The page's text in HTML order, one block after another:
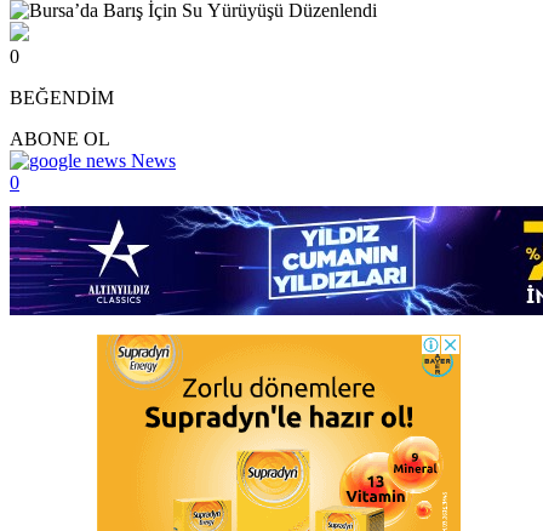
0
BEĞENDİM
ABONE OL
News
0